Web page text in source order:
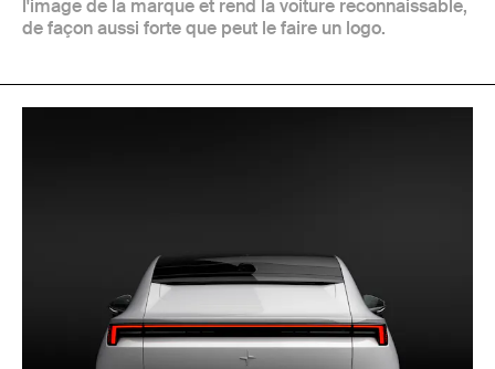
l'image de la marque et rend la voiture reconnaissable,
de façon aussi forte que peut le faire un logo.